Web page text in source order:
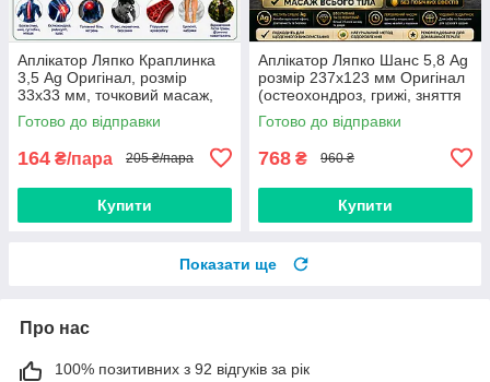
Аплікатор Ляпко Краплинка
3,5 Ag Оригінал, розмір
33х33 мм, точковий масаж,
догляд за шкірою обличчя,
шиї, ліфтинг
Готово до відправки
164 ₴/пара 205 ₴/пара
Купити
Аплікатор Ляпко Шанс 5,8 Ag
розмір 237х123 мм Оригінал
(остеохондроз, грижі, зняття
болю, для шиї, попереку)
Готово до відправки
768 ₴ 960 ₴
Купити
Показати ще
Про нас
100% позитивних з 92 відгуків за рік